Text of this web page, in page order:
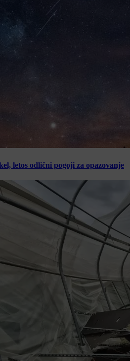
letos odlični pogoji za opazovanje